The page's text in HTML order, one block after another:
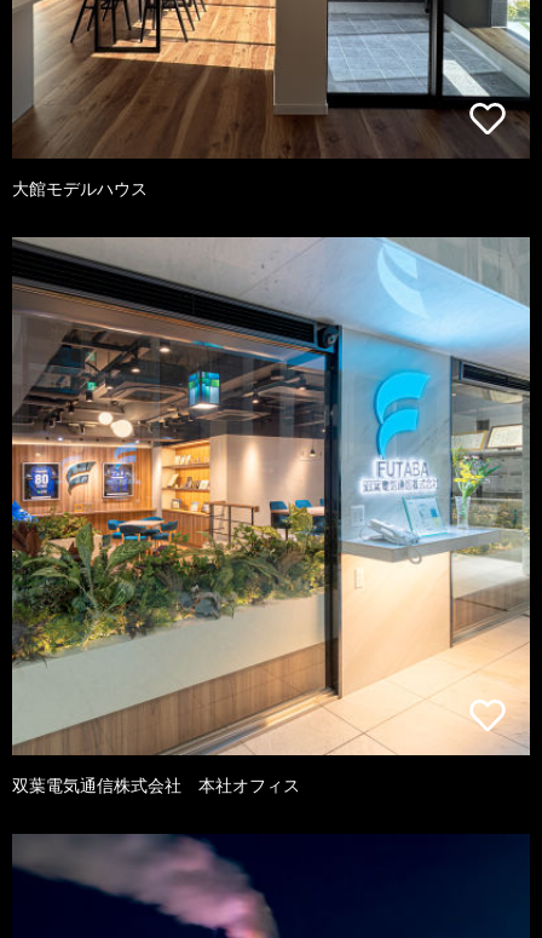
大館モデルハウス
双葉電気通信株式会社 本社オフィス